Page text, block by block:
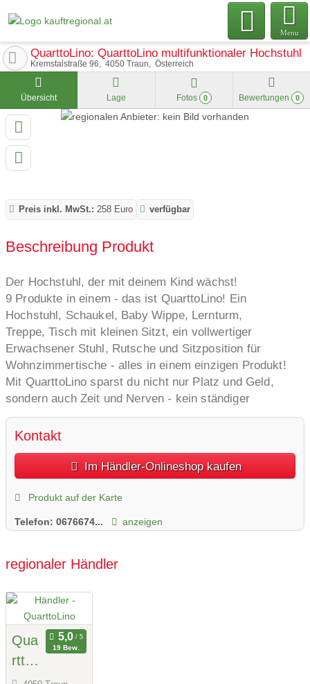
Menu
QuarttoLino: QuarttoLino multifunktionaler Hochstuhl
Kremstalstraße 96 4050 Traun Österreich
Übersicht Lage Fotos 0 Bewertungen 0
Preis inkl. MwSt.: 258 Euro verfügbar
Beschreibung Produkt
Der Hochstuhl, der mit deinem Kind wächst!
9 Produkte in einem - das ist QuarttoLino! Ein
Hochstuhl, Schaukel, Baby Wippe, Lernturm,
Treppe, Tisch mit kleinen Sitzt, ein vollwertiger
Erwachsener Stuhl, Rutsche und Sitzposition für
Wohnzimmertische - alles in einem einzigen Produkt!
Mit QuarttoLino sparst du nicht nur Platz und Geld,
sondern auch Zeit und Nerven - kein ständiger
Wechsel von verschiedenen Produkten mehr!
Und das Beste: QuarttoLino ist nicht nur für dein Kind,
Hol dir jetzt QuarttoLino - den multifunktionalen
Hochstuhl, der mitwächst!
Kontakt
Im Händler-Onlineshop kaufen
Produkt auf der Karte
Telefon: 0676674... anzeigen
regionaler Händler
Qua
rttoL
ino
19 Bew.